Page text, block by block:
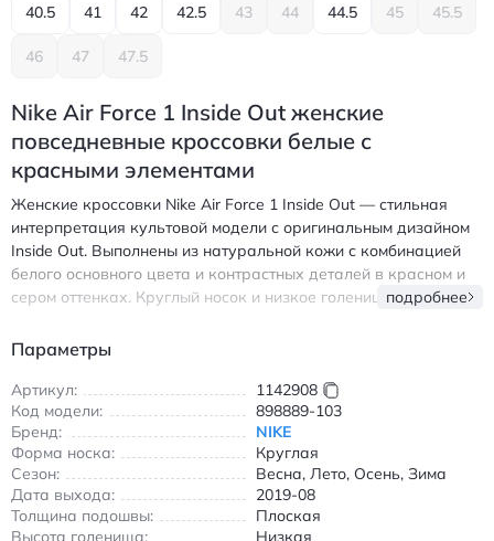
40.5 41 42 42.5 43 44 44.5 45 45.5
46 47 47.5
Nike Air Force 1 Inside Out женские
повседневные кроссовки белые с
красными элементами
Женские кроссовки Nike Air Force 1 Inside Out — стильная
интерпретация культовой модели с оригинальным дизайном
Inside Out. Выполнены из натуральной кожи с комбинацией
белого основного цвета и контрастных деталей в красном и
сером оттенках. Круглый носок и низкое голенище
подошва с нескользящим покрытием гарантирует надежное
черты Air Force 1 с современными акцентами, включая
перевернутые элементы дизайна, характерные для
коллекции Inside Out. Подходит для всех сезонов благодаря
прочным материалам и универсальному стилю. Выпущена в
августе 2019 года, эта версия сохраняет легендарную
амортизацию и поддержку, присущие оригинальной модели.
Белый цвет с яркими акцентами легко сочетается с
подробнее
Параметры
Артикул:
1142908
Код модели:
898889-103
Бренд:
NIKE
Форма носка:
Круглая
Сезон:
Весна, Лето, Осень, Зима
Дата выхода:
2019-08
Толщина подошвы:
Плоская
Высота голенища:
Низкая